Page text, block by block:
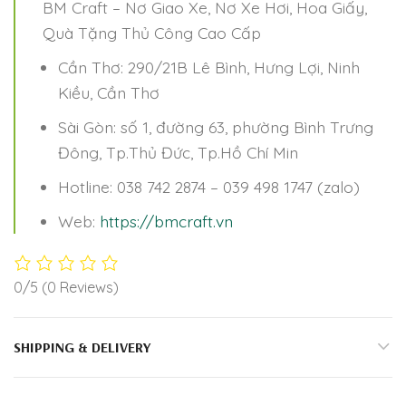
BM Craft – Nơ Giao Xe, Nơ Xe Hơi, Hoa Giấy,
Quà Tặng Thủ Công Cao Cấp
Cần Thơ: 290/21B Lê Bình, Hưng Lợi, Ninh
Kiều, Cần Thơ
Sài Gòn: số 1, đường 63, phường Bình Trưng
Đông, Tp.Thủ Đức, Tp.Hồ Chí Min
Hotline: 038 742 2874 – 039 498 1747 (zalo)
Web: https://bmcraft.vn
0/5 (0 Reviews)
SHIPPING & DELIVERY